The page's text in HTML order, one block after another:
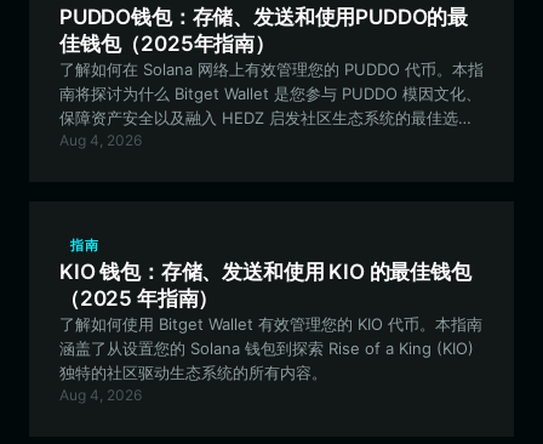
PUDDO钱包：存储、发送和使用PUDDO的最
佳钱包（2025年指南）
了解如何在 Solana 网络上有效管理您的 PUDDO 代币。本指
南将探讨为什么 Bitget Wallet 是您参与 PUDDO 模因文化、
保障资产安全以及融入 HEDZ 启发社区生态系统的最佳选
择。
Aug 4, 2026
指南
KIO 钱包：存储、发送和使用 KIO 的最佳钱包
（2025 年指南）
了解如何使用 Bitget Wallet 有效管理您的 KIO 代币。本指南
涵盖了从设置您的 Solana 钱包到探索 Rise of a King (KIO)
独特的社区驱动生态系统的所有内容。
Aug 4, 2026